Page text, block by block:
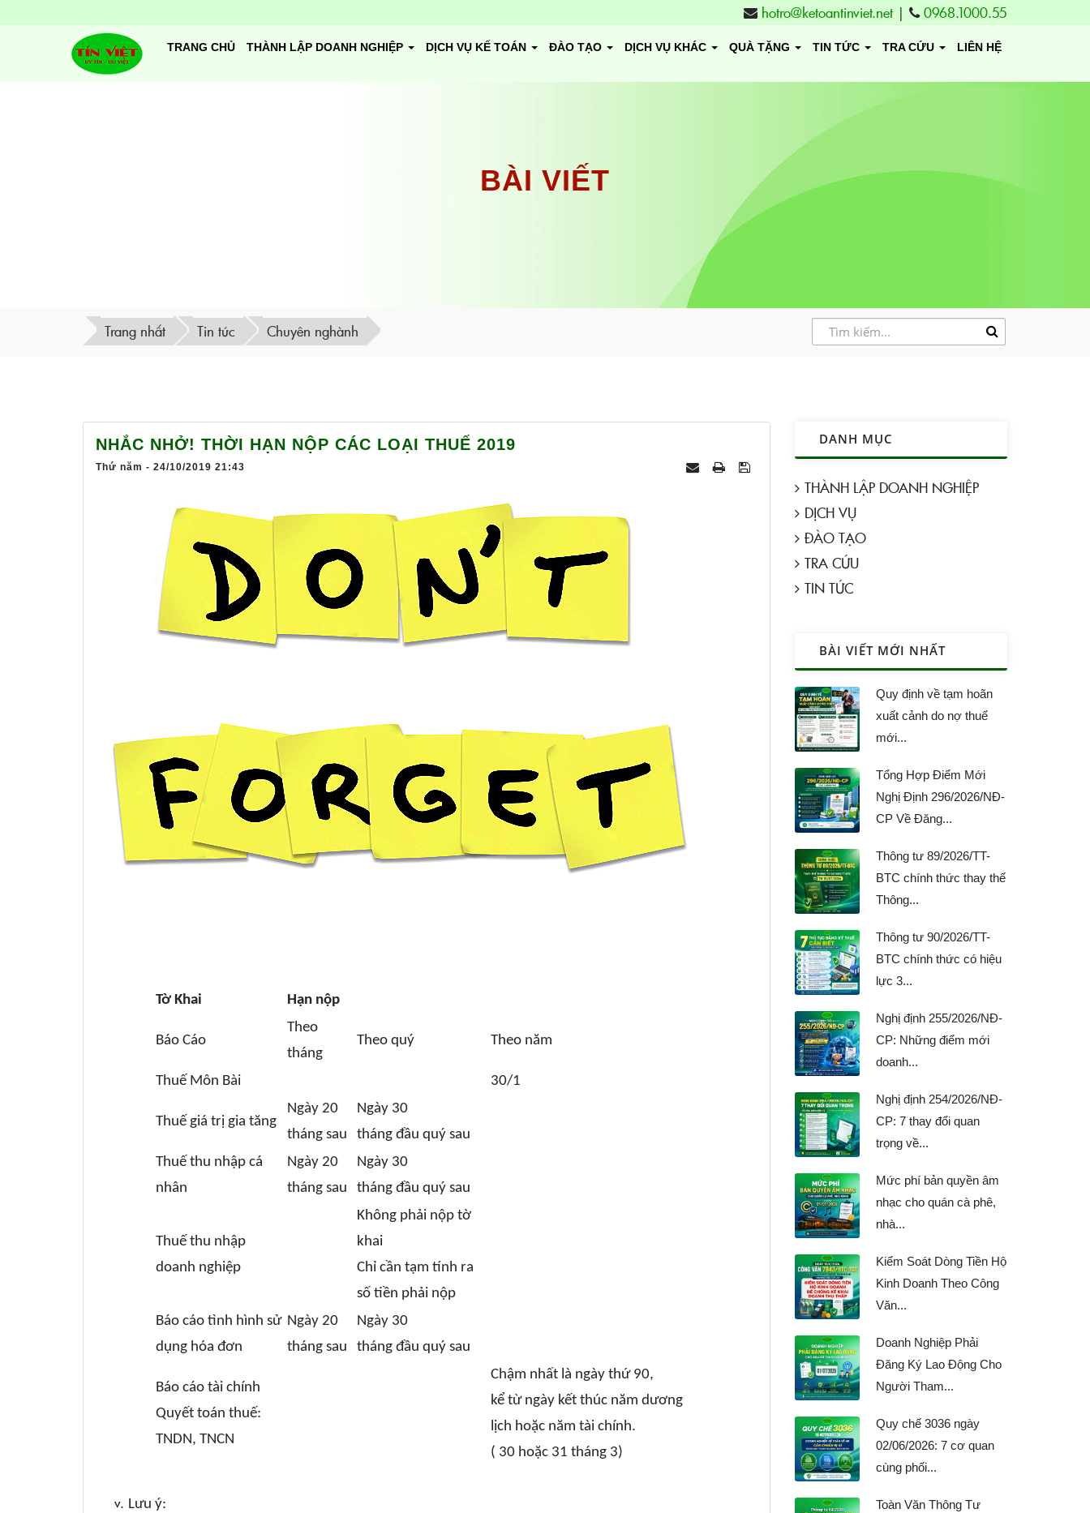
hotro@ketoantinviet.net | 0968.1000.55
TRANG CHỦ THÀNH LẬP DOANH NGHIỆP DỊCH VỤ KẾ TOÁN ĐÀO TẠO DỊCH VỤ KHÁC QUÀ TẶNG TIN TỨC TRA CỨU LIÊN HỆ
BÀI VIẾT
Trang nhất Tin tức Chuyên nghành
NHẮC NHỞ! THỜI HẠN NỘP CÁC LOẠI THUẾ 2019
Thứ năm - 24/10/2019 21:43
Tờ Khai Hạn nộp
Báo Cáo
Theo
tháng
Theo quý Theo năm
Thuế Môn Bài 30/1
Thuế giá trị gia tăng
Ngày 20
tháng sau
Ngày 30
tháng đầu quý sau
Thuế thu nhập cá
nhân
Ngày 20
tháng sau
Ngày 30
tháng đầu quý sau
Thuế thu nhập
doanh nghiệp
Không phải nộp tờ
khai
Chỉ cần tạm tính ra
số tiền phải nộp
Báo cáo tình hình sử
dụng hóa đơn
Ngày 20
tháng sau
Ngày 30
tháng đầu quý sau
Báo cáo tài chính
Quyết toán thuế:
TNDN, TNCN
Chậm nhất là ngày thứ 90,
kể từ ngày kết thúc năm dương
lịch hoặc năm tài chính.
( 30 hoặc 31 tháng 3)
Lưu ý:
DANH MỤC
THÀNH LẬP DOANH NGHIỆP
DỊCH VỤ
ĐÀO TẠO
TRA CỨU
TIN TỨC
BÀI VIẾT MỚI NHẤT
Quy định về tạm hoãn
xuất cảnh do nợ thuế
mới...
Tổng Hợp Điểm Mới
Nghị Định 296/2026/NĐ-
CP Về Đăng...
Thông tư 89/2026/TT-
BTC chính thức thay thế
Thông...
Thông tư 90/2026/TT-
BTC chính thức có hiệu
lực 3...
Nghị định 255/2026/NĐ-
CP: Những điểm mới
doanh...
Nghị định 254/2026/NĐ-
CP: 7 thay đổi quan
trọng về...
Mức phí bản quyền âm
nhạc cho quán cà phê,
nhà...
Kiểm Soát Dòng Tiền Hộ
Kinh Doanh Theo Công
Văn...
Doanh Nghiệp Phải
Đăng Ký Lao Động Cho
Người Tham...
Quy chế 3036 ngày
02/06/2026: 7 cơ quan
cùng phối...
Toàn Văn Thông Tư